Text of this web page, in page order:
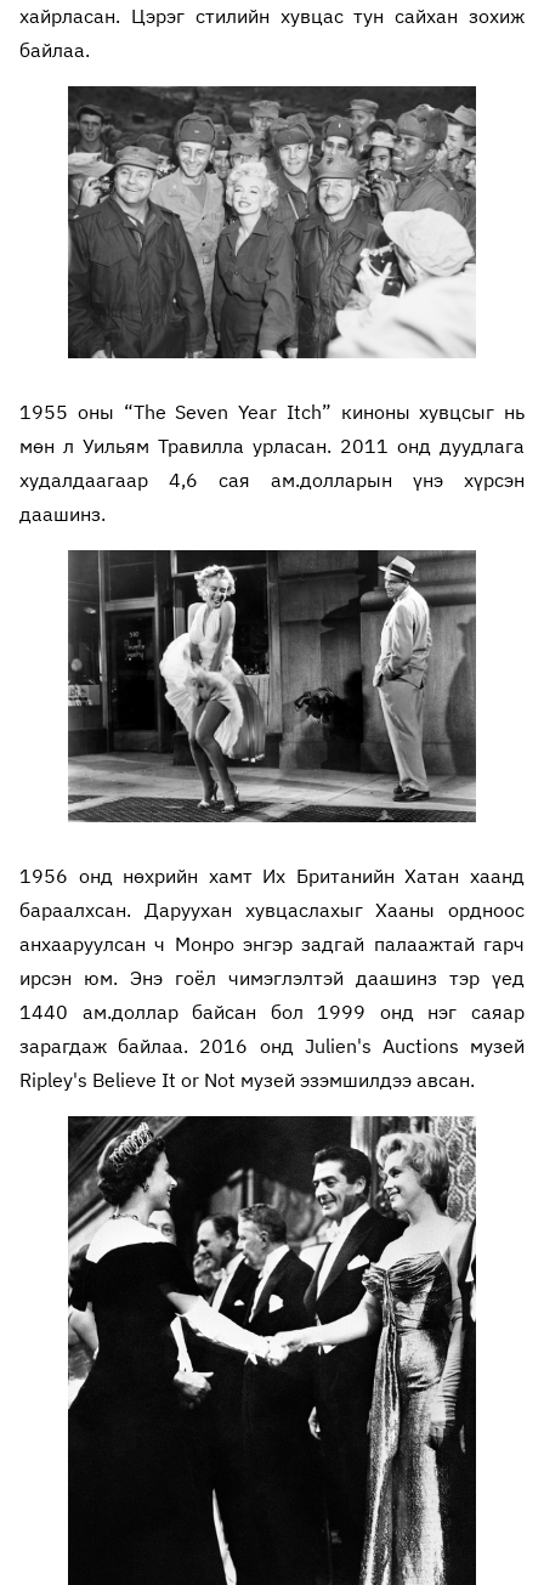
хайрласан. Цэрэг стилийн хувцас тун сайхан зохиж
байлаа.
1955 оны “The Seven Year Itch” киноны хувцсыг нь
мөн л Уильям Травилла урласан. 2011 онд дуудлага
худалдаагаар 4,6 сая ам.долларын үнэ хүрсэн
даашинз.
1956 онд нөхрийн хамт Их Британийн Хатан хаанд
бараалхсан. Даруухан хувцаслахыг Хааны ордноос
анхааруулсан ч Монро энгэр задгай палаажтай гарч
ирсэн юм. Энэ гоёл чимэглэлтэй даашинз тэр үед
1440 ам.доллар байсан бол 1999 онд нэг саяар
зарагдаж байлаа. 2016 онд Julien's Auctions музей
Ripley's Believe It or Not музей эзэмшилдээ авсан.